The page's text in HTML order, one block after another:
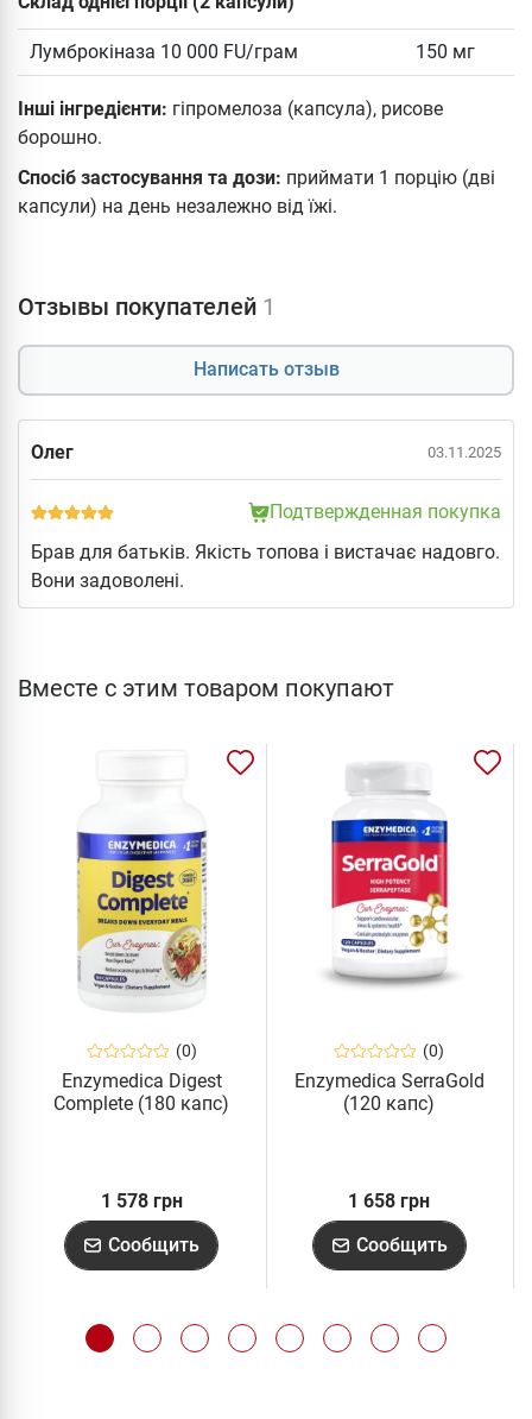
Лумброкіназа 10 000 FU/грам 150 мг
Інші інгредієнти: гіпромелоза (капсула), рисове
борошно.
Спосіб застосування та дози: приймати 1 порцію (дві
капсули) на день незалежно від їжі.
Отзывы покупателей 1
Написать отзыв
Олег 03.11.2025
Подтвержденная покупка
Брав для батьків. Якість топова і вистачає надовго.
Вони задоволені.
Вместе с этим товаром покупают
(0)
Enzymedica Digest
Complete (180 капс)
1 578 грн
Сообщить
(0)
Enzymedica SerraGold
(120 капс)
1 658 грн
Сообщить